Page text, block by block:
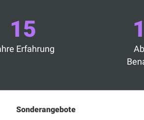
15
Erfahrung
Sonderangebote